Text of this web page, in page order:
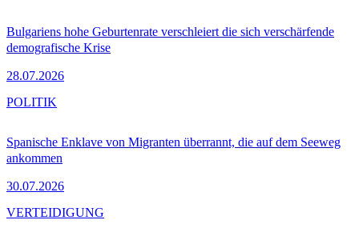
Bulgariens hohe Geburtenrate verschleiert die sich verschärfende
demografische Krise
28.07.2026
Spanische Enklave von Migranten überrannt, die auf dem Seeweg
ankommen
30.07.2026
POLITIK
VERTEIDIGUNG